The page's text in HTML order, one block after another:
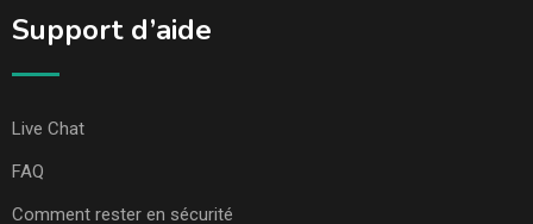
Support d’aide
Live Chat
FAQ
Comment rester en sécurité